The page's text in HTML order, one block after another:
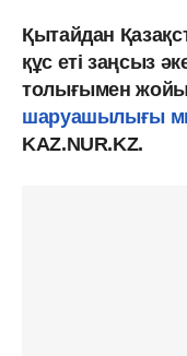
Қытайдан
құс еті заңсыз
толығымен
шаруашылығы
KAZ.NUR.KZ.